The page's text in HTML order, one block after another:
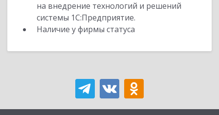
на внедрение технологий и решений
системы 1С:Предприятие.
Наличие у фирмы статуса